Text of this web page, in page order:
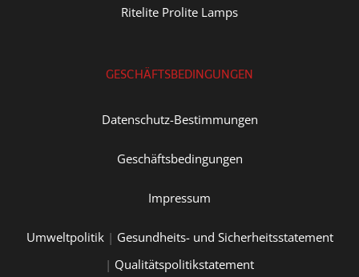
Ritelite Prolite Lamps
GESCHÄFTSBEDINGUNGEN
Datenschutz-Bestimmungen
Geschäftsbedingungen
Impressum
Umweltpolitik| Gesundheits- und Sicherheitsstatement
| Qualitätspolitikstatement